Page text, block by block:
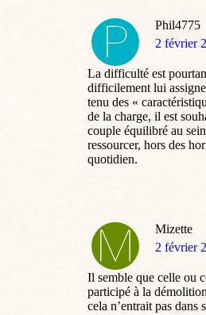
Phil4775
dit
2 février
La difficulté est
difficilement lui
tenu des «
de la charge, il est
couple équilibré au
ressourcer, hors des
quotidien.
Mizette
dit
2 février
Il semble que celle ou
participé à la
cela n’entrait pas dans